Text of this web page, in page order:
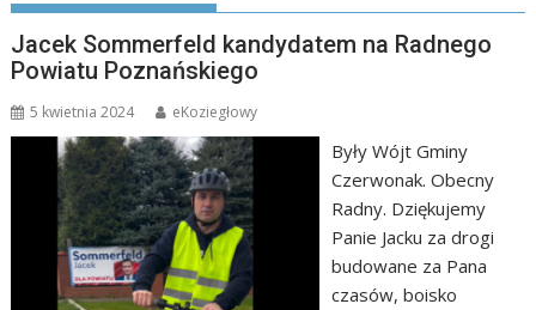
Jacek Sommerfeld kandydatem na Radnego
Powiatu Poznańskiego
5 kwietnia 2024 eKoziegłowy
Były Wójt Gminy
Czerwonak. Obecny
Radny. Dziękujemy
Panie Jacku za drogi
budowane za Pana
czasów, boisko